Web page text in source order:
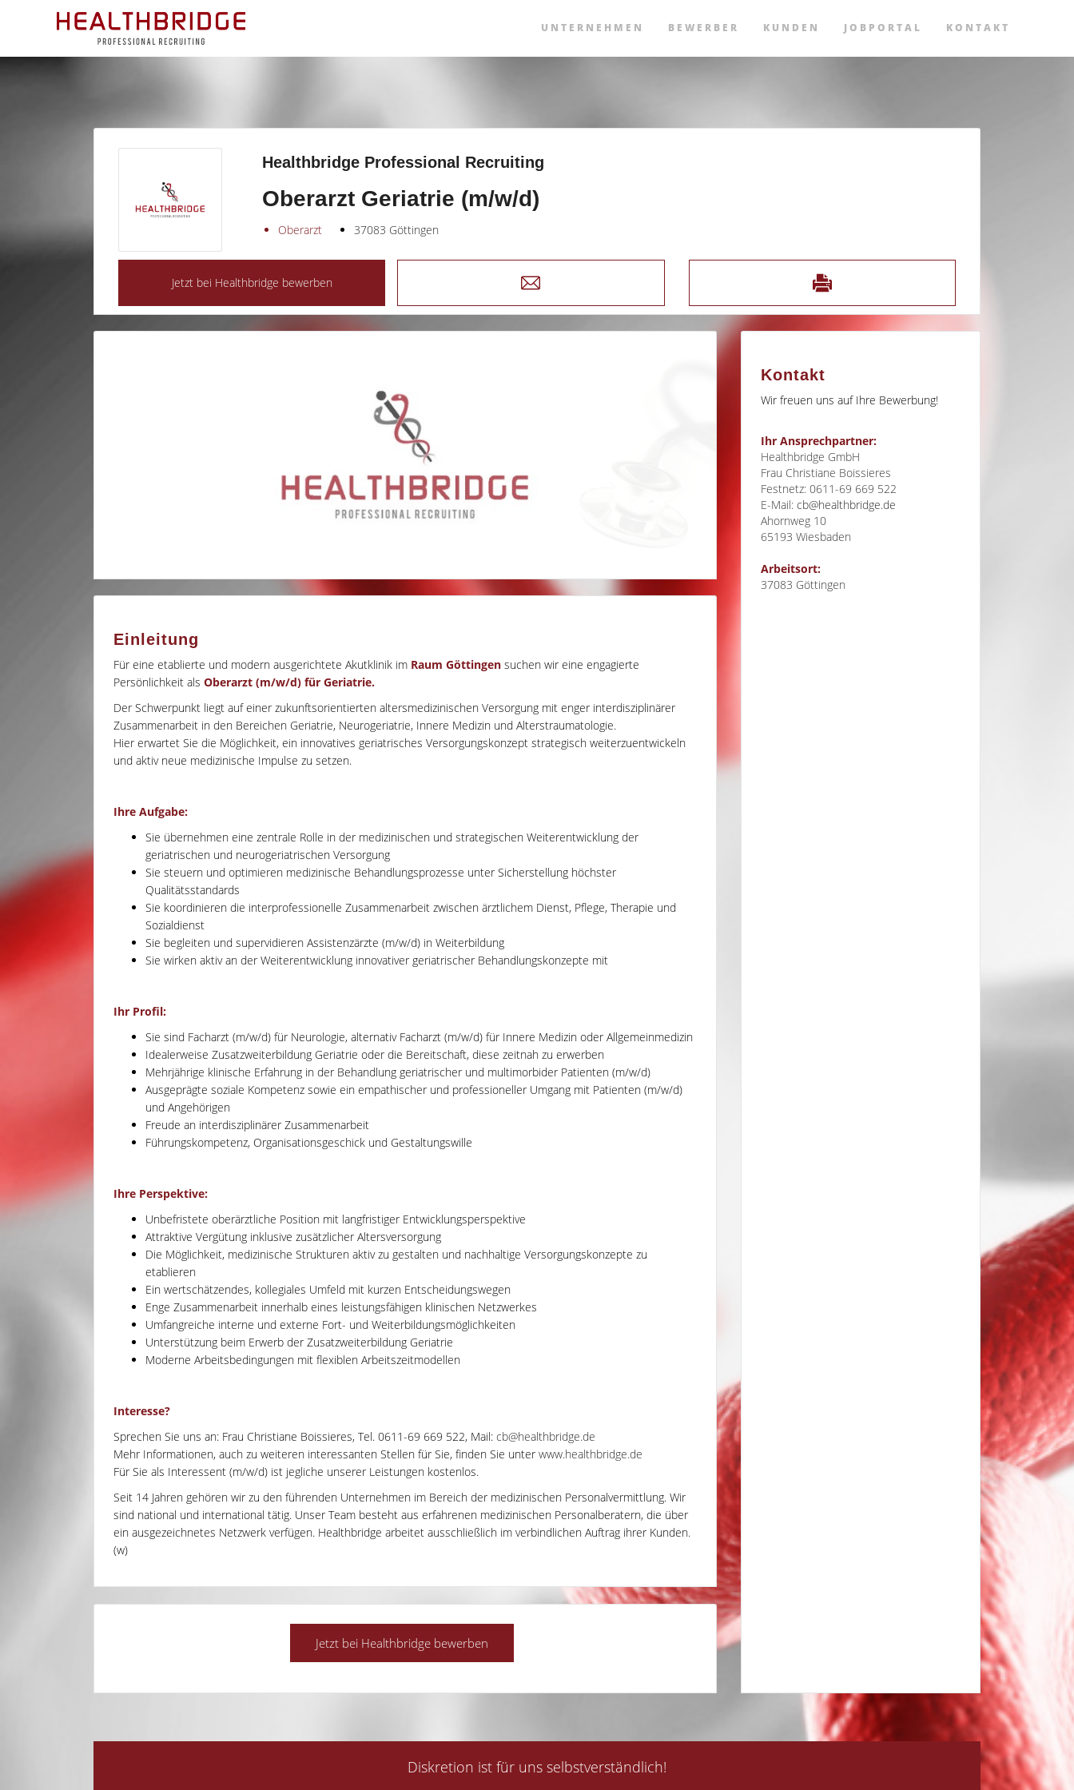
UNTERNEHMEN BEWERBER KUNDEN JOBPORTAL KONTAKT
Healthbridge Professional Recruiting
Oberarzt Geriatrie (m/w/d)
Oberarzt 37083 Göttingen
Einleitung
Für eine etablierte und modern ausgerichtete Akutklinik im Raum Göttingen suchen wir eine engagierte
Persönlichkeit als Oberarzt (m/w/d) für Geriatrie.
Der Schwerpunkt liegt auf einer zukunftsorientierten altersmedizinischen Versorgung mit enger interdisziplinärer
Zusammenarbeit in den Bereichen Geriatrie, Neurogeriatrie, Innere Medizin und Alterstraumatologie.
Hier erwartet Sie die Möglichkeit, ein innovatives geriatrisches Versorgungskonzept strategisch weiterzuentwickeln
und aktiv neue medizinische Impulse zu setzen.
Ihre Aufgabe:
Sie übernehmen eine zentrale Rolle in der medizinischen und strategischen Weiterentwicklung der
geriatrischen und neurogeriatrischen Versorgung
Sie steuern und optimieren medizinische Behandlungsprozesse unter Sicherstellung höchster
Qualitätsstandards
Sie koordinieren die interprofessionelle Zusammenarbeit zwischen ärztlichem Dienst, Pflege, Therapie und
Sozialdienst
Sie begleiten und supervidieren Assistenzärzte (m/w/d) in Weiterbildung
Sie wirken aktiv an der Weiterentwicklung innovativer geriatrischer Behandlungskonzepte mit
Ihr Profil:
Sie sind Facharzt (m/w/d) für Neurologie, alternativ Facharzt (m/w/d) für Innere Medizin oder Allgemeinmedizin
Idealerweise Zusatzweiterbildung Geriatrie oder die Bereitschaft, diese zeitnah zu erwerben
Mehrjährige klinische Erfahrung in der Behandlung geriatrischer und multimorbider Patienten (m/w/d)
Ausgeprägte soziale Kompetenz sowie ein empathischer und professioneller Umgang mit Patienten (m/w/d)
und Angehörigen
Freude an interdisziplinärer Zusammenarbeit
Führungskompetenz, Organisationsgeschick und Gestaltungswille
Ihre Perspektive:
Unbefristete oberärztliche Position mit langfristiger Entwicklungsperspektive
Attraktive Vergütung inklusive zusätzlicher Altersversorgung
Die Möglichkeit, medizinische Strukturen aktiv zu gestalten und nachhaltige Versorgungskonzepte zu
etablieren
Ein wertschätzendes, kollegiales Umfeld mit kurzen Entscheidungswegen
Enge Zusammenarbeit innerhalb eines leistungsfähigen klinischen Netzwerkes
Umfangreiche interne und externe Fort- und Weiterbildungsmöglichkeiten
Unterstützung beim Erwerb der Zusatzweiterbildung Geriatrie
Moderne Arbeitsbedingungen mit flexiblen Arbeitszeitmodellen
Interesse?
Sprechen Sie uns an: Frau Christiane Boissieres, Tel. 0611-69 669 522, Mail: cb@healthbridge.de
Mehr Informationen, auch zu weiteren interessanten Stellen für Sie, finden Sie unter www.healthbridge.de
Für Sie als Interessent (m/w/d) ist jegliche unserer Leistungen kostenlos.
Seit 14 Jahren gehören wir zu den führenden Unternehmen im Bereich der medizinischen Personalvermittlung. Wir
sind national und international tätig. Unser Team besteht aus erfahrenen medizinischen Personalberatern, die über
ein ausgezeichnetes Netzwerk verfügen. Healthbridge arbeitet ausschließlich im verbindlichen Auftrag ihrer Kunden.
(w)
Kontakt
Wir freuen uns auf Ihre Bewerbung!
Ihr Ansprechpartner:
Healthbridge GmbH
Frau Christiane Boissieres
Festnetz: 0611-69 669 522
E-Mail: cb@healthbridge.de
Ahornweg 10
65193 Wiesbaden
Arbeitsort:
37083 Göttingen
Diskretion ist für uns selbstverständlich!